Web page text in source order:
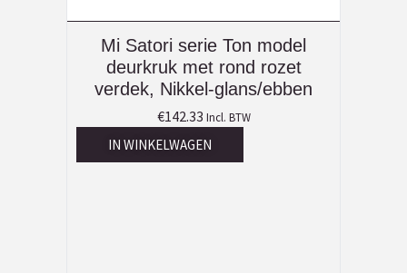
Mi Satori serie Ton model
deurkruk met rond rozet
verdek, Nikkel-glans/ebben
€142.33 Incl. BTW
IN WINKELWAGEN